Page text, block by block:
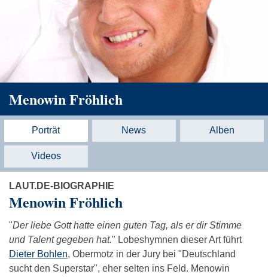
Menowin Fröhlich
Porträt News Alben
Videos
LAUT.DE-BIOGRAPHIE
Menowin Fröhlich
"Der liebe Gott hatte einen guten Tag, als er dir Stimme
und Talent gegeben hat." Lobeshymnen dieser Art führt
Dieter Bohlen, Obermotz in der Jury bei "Deutschland
sucht den Superstar", eher selten ins Feld. Menowin